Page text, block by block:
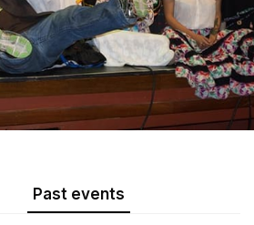
Past events